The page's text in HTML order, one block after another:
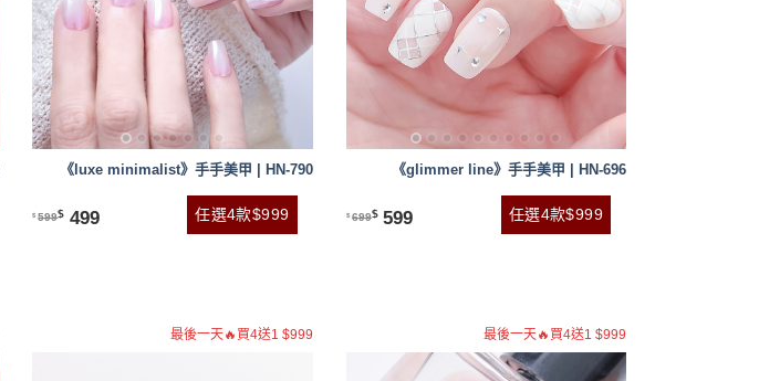
《luxe minimalist》手手美甲 | HN-790
$ 599$ 499 任選4款$999
《glimmer line》手手美甲 | HN-696
$ 699$ 599 任選4款$999
最後一天🔥買4送1 $999 最後一天🔥買4送1 $999